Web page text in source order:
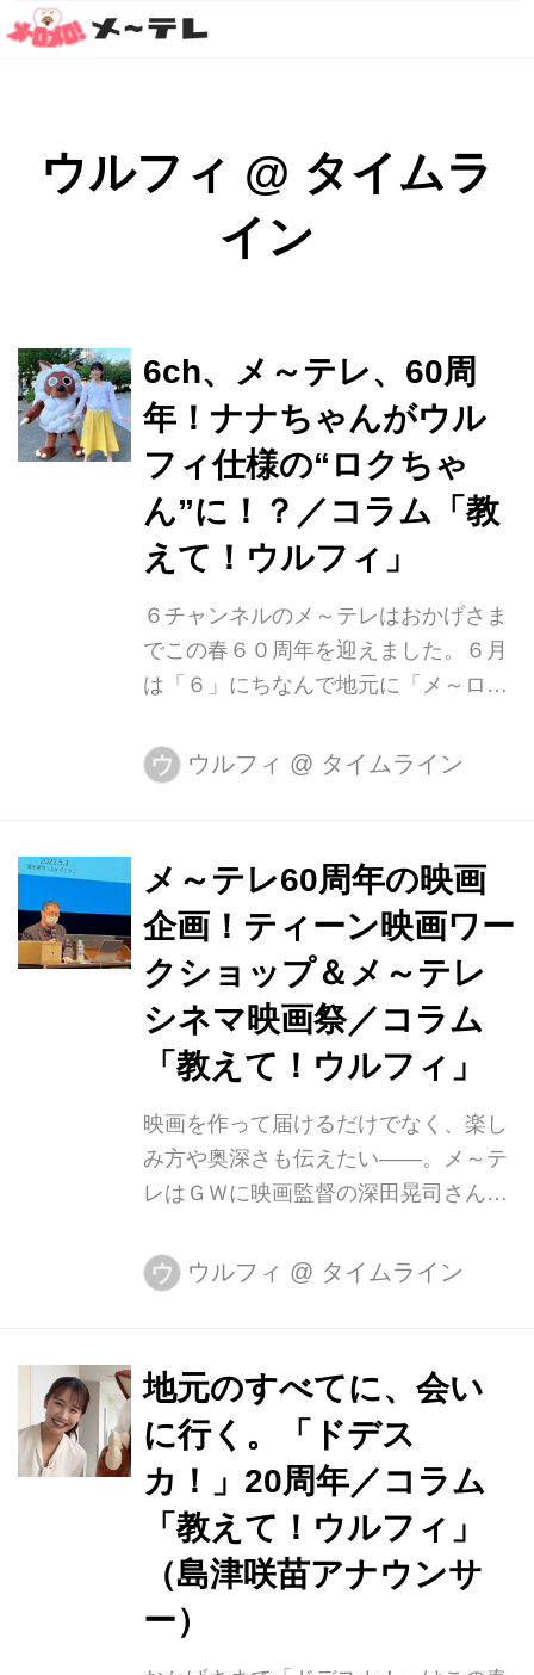
ウルフィ @ タイムラ
イン
6ch、メ～テレ、60周
年！ナナちゃんがウル
フィ仕様の“ロクちゃ
ん”に！？／コラム「教
えて！ウルフィ」
６チャンネルのメ～テレはおかげさま
でこの春６０周年を迎えました。６月
は「６」にちなんで地元に「メ～ロメ
ます。メ～テレが名古屋市に寄贈した
栄の噴水「希望の泉」。ボランティア
姿を６月６日にお披露目しました。 朝
の情報番組「ドデスカ！」の企画で
は、今日から来週火曜日まで名古屋駅
の人気者「ナナちゃん」が「６チャ
ン」仕様に。衣装デザインは、お天気
コーナー担当で気象予報士資格を持つ
など多才な南雲穂波アナ。ふわふわも
のファスナー、耳、しっぽ付きです。
「ドデスカ！」放送２０周年にちなん
で２０日にはナナち...
ウ ウルフィ @ タイムライン
メ～テレ60周年の映画
企画！ティーン映画ワー
クショップ＆メ～テレ
シネマ映画祭／コラム
「教えて！ウルフィ」
映画を作って届けるだけでなく、楽し
み方や奥深さも伝えたい――。メ～テ
レはＧＷに映画監督の深田晃司さんに
ｓティーン映画ワークショップ」を開
催しました。 フランスで実際に行われ
生対象の「鑑賞セミナー」を行いまし
た。名作海外映画の上映と、深田さん
による映画史や作品の文化背景の解説
で、楽しみながら映像を読み解く力を
つけようというイベントです。 高校生
対象の「制作ワークショップ」では小
グループで脚本作り～撮影を行いまし
た。ルールは①５文字×15セリフ以内
②ワンカットワンシチュエーション③
ウ ウルフィ @ タイムライン
地元のすべてに、会い
に行く。「ドデス
カ！」20周年／コラム
「教えて！ウルフィ」
（島津咲苗アナウンサ
ー）